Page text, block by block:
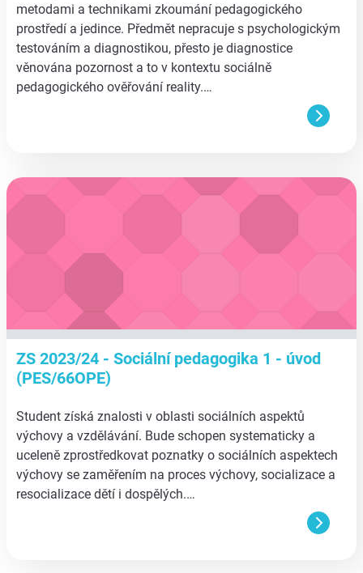
metodami a technikami zkoumání pedagogického
prostředí a jedince. Předmět nepracuje s psychologickým
testováním a diagnostikou, přesto je diagnostice
věnována pozornost a to v kontextu sociálně
pedagogického ověřování reality.…
aa
ZS 2023/24 - Sociální pedagogika 1 - úvod
(PES/66OPE)
Student získá znalosti v oblasti sociálních aspektů
výchovy a vzdělávání. Bude schopen systematicky a
uceleně zprostředkovat poznatky o sociálních aspektech
výchovy se zaměřením na proces výchovy, socializace a
resocializace dětí i dospělých.…